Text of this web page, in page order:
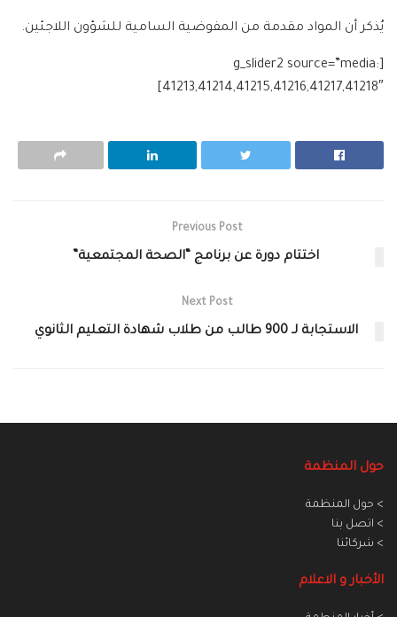
يُذكر أن المواد مقدمة من المفوضية السامية للشؤون اللاجئين.
[g_slider2 source=”media:
41213,41214,41215,41216,41217,41218″]
Previous Post
اختتام دورة عن برنامج “الصحة المجتمعية”
Next Post
الاستجابة لـ 900 طالب من طلاب شهادة التعليم الثانوي
حول المنظمة
> حول المنظمة
> اتصل بنا
> شركائنا
الأخبار و الاعلام